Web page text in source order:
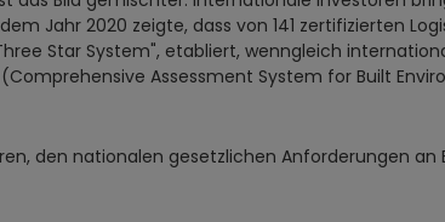
Jahr 2020 zeigte, dass von 141 zertifizierten
Star System", etabliert, wenngleich
(Comprehensive Assessment System for Built
den nationalen gesetzlichen Anforderungen an